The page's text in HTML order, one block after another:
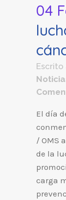
04
Escrito
El día
/ OMS
de la
carga